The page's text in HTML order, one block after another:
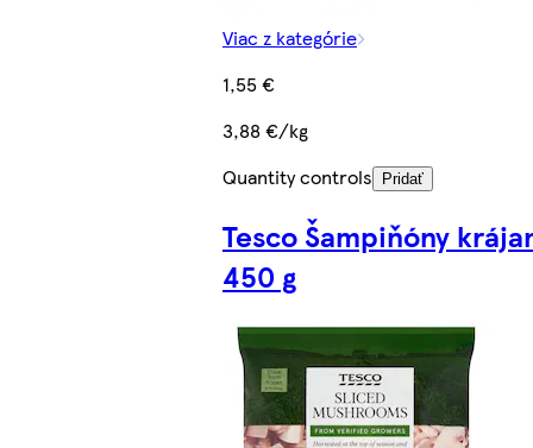
Viac z kategórie
1,55 €
3,88 €/kg
Quantity controls
Pridať
Tesco Šampiňóny
450 g